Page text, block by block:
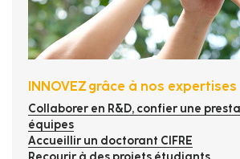
INNOVEZ grâce à nos expertises
Collaborer en R&D, confier une
équipes
Accueillir un doctorant CIFRE